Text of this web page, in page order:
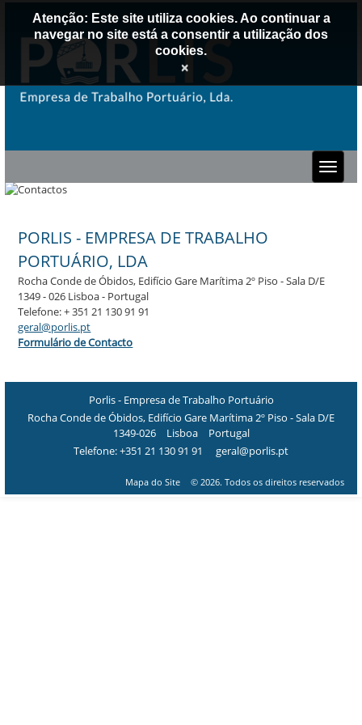
PORLIS - EMPRESA DE TRABALHO
PORTUÁRIO, LDA
Rocha Conde de Óbidos, Edifício Gare Marítima 2º Piso - Sala D/E
1349 - 026 Lisboa - Portugal
Telefone: + 351 21 130 91 91
geral@porlis.pt
Formulário de Contacto
Porlis - Empresa de Trabalho Portuário
Rocha Conde de Óbidos, Edifício Gare Marítima 2º Piso - Sala D/E
1349-026
Lisboa
Portugal
Telefone:+351 21 130 91 91 geral@porlis.pt
Mapa do Site © 2026. Todos os direitos reservados
Atenção: Este site utiliza cookies. Ao continuar a
navegar no site está a consentir a utilização dos
cookies.
×